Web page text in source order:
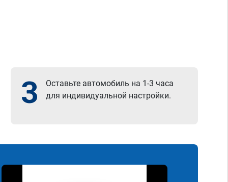
3
Оставьте автомобиль на 1-3 часа
для индивидуальной настройки.